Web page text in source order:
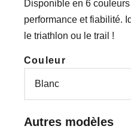
Disponible en 6
performance et fiabilité.
le triathlon ou le trail !
Couleur
Autres modèles